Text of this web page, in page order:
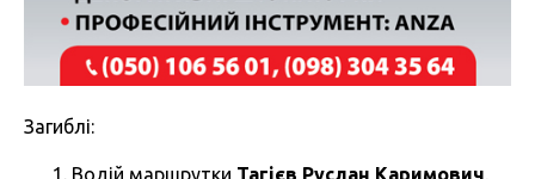
Загиблі:
Водій маршрутки Тагієв Руслан Каримович,